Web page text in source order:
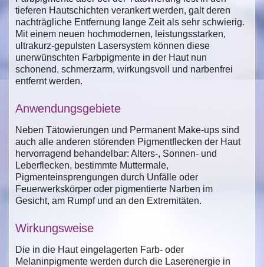
tieferen Hautschichten verankert werden, galt deren
nachträgliche Entfernung lange Zeit als sehr schwierig.
Mit einem neuen hochmodernen, leistungsstarken,
ultrakurz-gepulsten Lasersystem können diese
unerwünschten Farbpigmente in der Haut nun
schonend, schmerzarm, wirkungsvoll und narbenfrei
entfernt werden.
Anwendungsgebiete
Neben Tätowierungen und Permanent Make-ups sind
auch alle anderen störenden Pigmentflecken der Haut
hervorragend behandelbar: Alters-, Sonnen- und
Leberflecken, bestimmte Muttermale,
Pigmenteinsprengungen durch Unfälle oder
Feuerwerkskörper oder pigmentierte Narben im
Gesicht, am Rumpf und an den Extremitäten.
Wirkungsweise
Die in die Haut eingelagerten Farb- oder
Melaninpigmente werden durch die Laserenergie in